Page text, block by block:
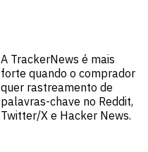
A TrackerNews é mais
forte quando o comprador
quer rastreamento de
palavras-chave no Reddit,
Twitter/X e Hacker News.